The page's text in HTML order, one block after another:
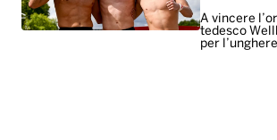
A vincere
tedesco
per